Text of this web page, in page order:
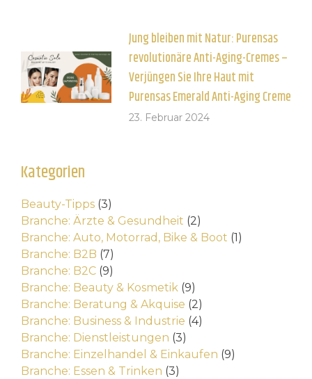
Jung bleiben mit Natur: Purensas
revolutionäre Anti-Aging-Cremes –
Verjüngen Sie Ihre Haut mit
Purensas Emerald Anti-Aging Creme
23. Februar 2024
Kategorien
Beauty-Tipps (3)
Branche: Ärzte & Gesundheit (2)
Branche: Auto, Motorrad, Bike & Boot (1)
Branche: B2B (7)
Branche: B2C (9)
Branche: Beauty & Kosmetik (9)
Branche: Beratung & Akquise (2)
Branche: Business & Industrie (4)
Branche: Dienstleistungen (3)
Branche: Einzelhandel & Einkaufen (9)
Branche: Essen & Trinken (3)